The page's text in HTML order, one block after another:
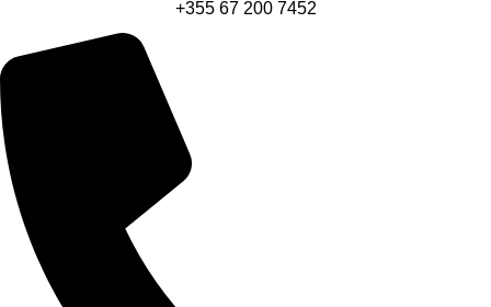
+355 67 200 7452